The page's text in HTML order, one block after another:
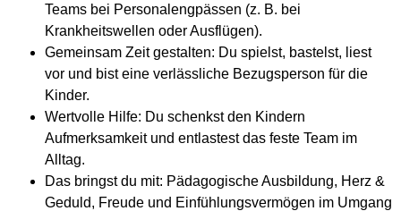
Teams bei Personalengpässen (z. B. bei
Krankheitswellen oder Ausflügen).
Gemeinsam Zeit gestalten: Du spielst, bastelst, liest
vor und bist eine verlässliche Bezugsperson für die
Kinder.
Wertvolle Hilfe: Du schenkst den Kindern
Aufmerksamkeit und entlastest das feste Team im
Alltag.
Das bringst du mit: Pädagogische Ausbildung, Herz &
Geduld, Freude und Einfühlungsvermögen im Umgang